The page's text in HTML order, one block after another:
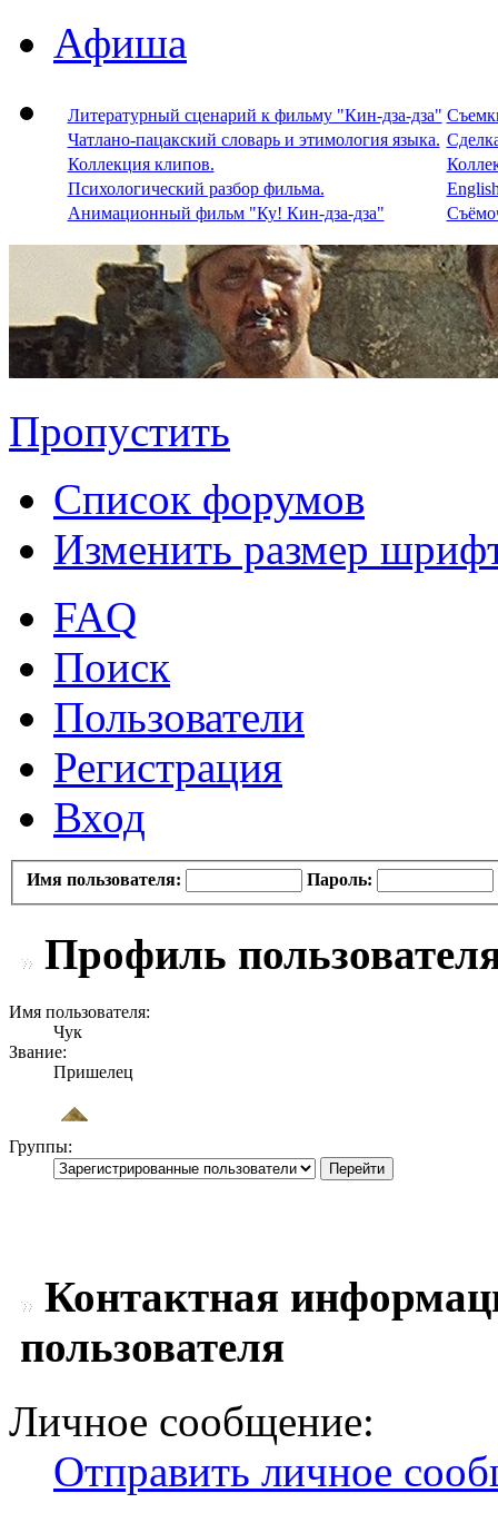
Афиша
Литературный сценарий к фильму "Кин-дза-дза"
Чатлано-пацакский словарь и этимология языка.
Коллекция клипов.
Психологический разбор фильма.
Анимационный фильм "Ку! Кин-дза-дза"
Пропустить
Список форумов
Изменить размер
FAQ
Поиск
Пользователи
Регистрация
Вход
Имя пользователя: Пароль:
Профиль
Имя пользователя:
Чук
Звание:
Пришелец
Группы:
Контактная
пользователя
Личное сообщение:
Отправить личное